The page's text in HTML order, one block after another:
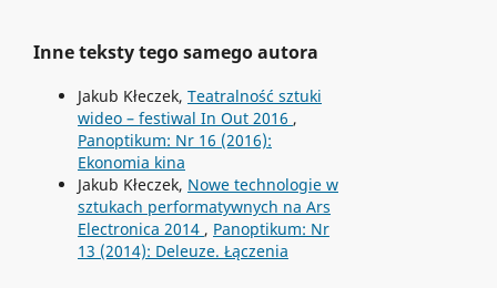
Inne teksty tego samego autora
Jakub Kłeczek, Teatralność sztuki
wideo – festiwal In Out 2016 ,
Panoptikum: Nr 16 (2016):
Ekonomia kina
Jakub Kłeczek, Nowe technologie w
sztukach performatywnych na Ars
Electronica 2014 , Panoptikum: Nr
13 (2014): Deleuze. Łączenia